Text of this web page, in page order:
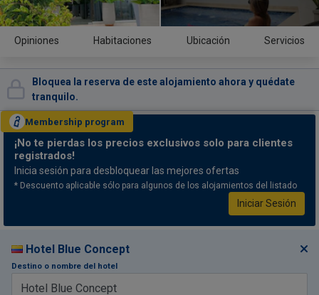
Opiniones Habitaciones Ubicación Servicios
Bloquea la reserva de este alojamiento ahora y quédate
tranquilo.
Membership program
¡No te pierdas los precios exclusivos solo para clientes
registrados!
Inicia sesión para desbloquear las mejores ofertas
* Descuento aplicable sólo para algunos de los alojamientos del listado
Iniciar Sesión
Hotel Blue Concept
Destino o nombre del hotel